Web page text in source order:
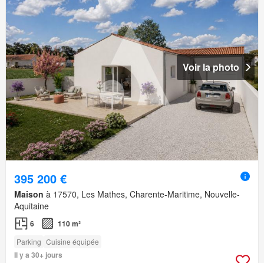
Voir la photo
395 200 €
Maison à 17570, Les Mathes, Charente-Maritime, Nouvelle-
Aquitaine
6 110 m²
Parking Cuisine équipée
Il y a 30+ jours